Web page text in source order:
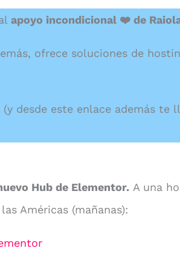
apoyo incondicional ❤️ de
ofrece soluciones de
(y desde este enlace además te
Hub de Elementor. A una
Américas (mañanas):